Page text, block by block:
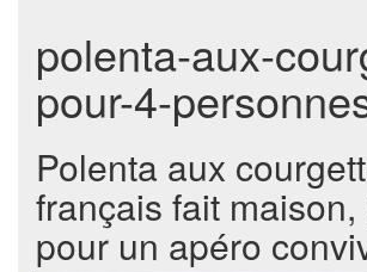
polenta-aux-
pour-4-
Polenta aux
français fait
pour un apéro